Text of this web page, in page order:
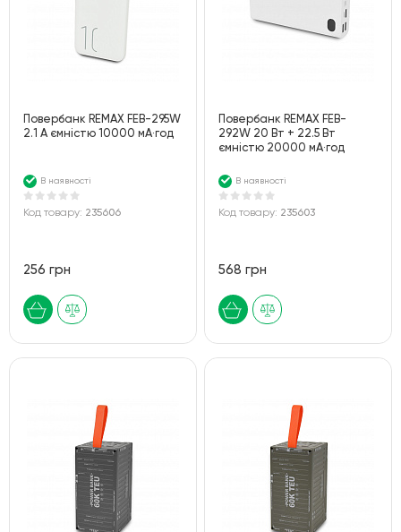
Повербанк REMAX FEB-295W
2.1 А ємністю 10000 мА·год
В наявності
Код товару: 235606
256 грн
Повербанк REMAX FEB-
292W 20 Вт + 22.5 Вт
ємністю 20000 мА·год
В наявності
Код товару: 235603
568 грн